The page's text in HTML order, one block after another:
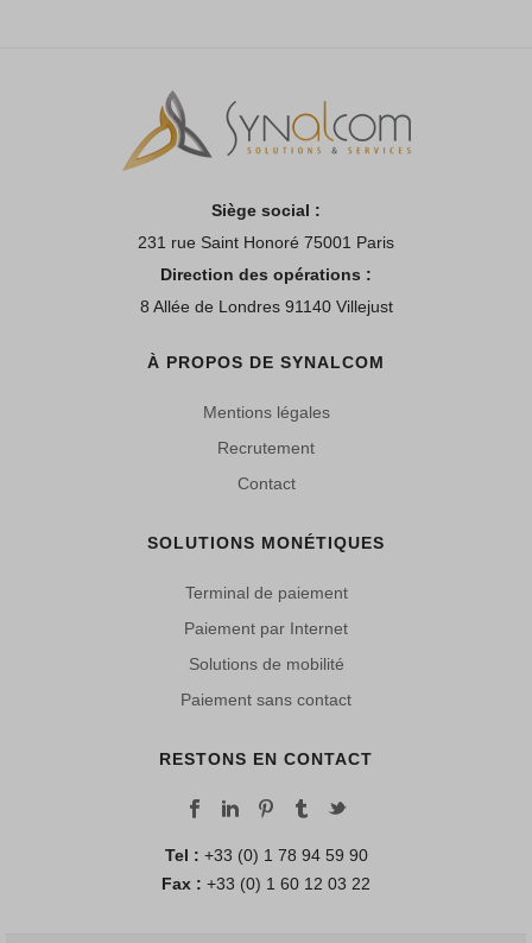
Siège social :
231 rue Saint Honoré 75001 Paris
Direction des opérations :
8 Allée de Londres 91140 Villejust
À PROPOS DE SYNALCOM
Mentions légales
Recrutement
Contact
SOLUTIONS MONÉTIQUES
Terminal de paiement
Paiement par Internet
Solutions de mobilité
Paiement sans contact
RESTONS EN CONTACT
Tel : +33 (0) 1 78 94 59 90
Fax : +33 (0) 1 60 12 03 22